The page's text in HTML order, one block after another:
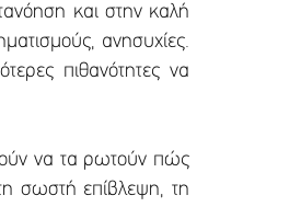
και στην καλή
ανησυχίες.
πιθανότητες να
να τα ρωτούν πώς
σωστή επίβλεψη, τη